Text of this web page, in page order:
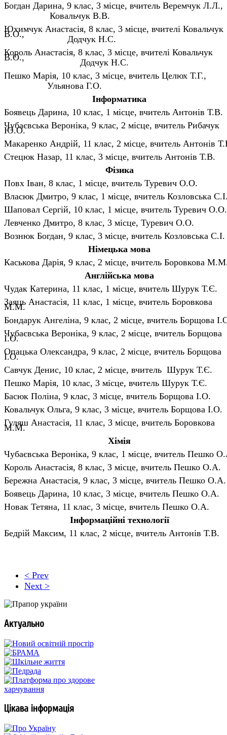
Богдан Дарина, 9 клас, 3 місце, вчитель Веремчук
Ковальчук В.В.
Юхимчук Анастасія, 8 клас, 3 місце, вчителі Ковальчук
Додчук Н.С.
Король Анастасія, 8 клас, 3 місце, вчителі Ковальчук
Додчук Н.С.
Пешко Марія, 10 клас, 3 місце, вчитель Целюх
Ульянова Г.О.
Інформатика
Боявець Дарина, 10 клас, 1 місце, вчитель Антонів Т.В.
Чубаєвська Вероніка, 9 клас, 2 місце, вчитель Рибачук
Ю.О.
Макаренко Андрій, 11 клас, 2 місце, вчитель Антонів
Стецюк Назар, 11 клас, 3 місце, вчитель Антонів Т.В.
Фізика
Повх Іван, 8 клас, 1 місце, вчитель Туревич О.О.
Власюк Дмитро, 9 клас, 1 місце, вчитель Козловська
Шаповал Сергій, 10 клас, 1 місце, вчитель Туревич О.О.
Левченко Дмитро, 8 клас, 3 місце, Туревич О.О.
Вознюк Богдан, 9 клас, 3 місце, вчитель Козловська С.І.
Німецька мова
Каськова Дарія, 9 клас, 2 місце, вчитель Боровкова
Англійська мова
Чудак Катерина, 11 клас, 1 місце, вчитель Шурук Т.Є.
Заяць Анастасія, 11 клас, 1 місце, вчитель Боровкова
М.М.
Бондарук Ангеліна, 9 клас, 2 місце, вчитель Борщова
Чубаєвська Вероніка, 9 клас, 2 місце, вчитель Борщова
І.О.
Опацька Олександра, 9 клас, 2 місце, вчитель Борщова
І.О.
Савчук Денис, 10 клас, 2 місце, вчитель Шурук Т.Є.
Пешко Марія, 10 клас, 3 місце, вчитель Шурук Т.Є.
Басюк Поліна, 9 клас, 3 місце, вчитель Борщова І.О.
Ковальчук Ольга, 9 клас, 3 місце, вчитель Борщова І.О.
Гуляш Анастасія, 11 клас, 3 місце, вчитель Боровкова
М.М.
Хімія
Чубаєвська Вероніка, 9 клас, 1 місце, вчитель Пешко
Король Анастасія, 8 клас, 3 місце, вчитель Пешко О.А.
Бережна Анастасія, 9 клас, 3 місце, вчитель Пешко О.А.
Боявець Дарина, 10 клас, 3 місце, вчитель Пешко О.А.
Новак Тетяна, 11 клас, 3 місце, вчитель Пешко О.А.
Інформаційні технології
Бедрій Максим, 11 клас, 2 місце, вчитель Антонів Т.В.
< Prev
Next >
Актуально
Цікава інформація